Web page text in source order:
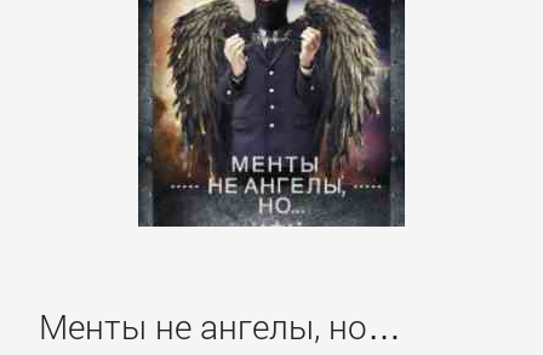
Менты не ангелы, но…
Управление
Литература
Войти